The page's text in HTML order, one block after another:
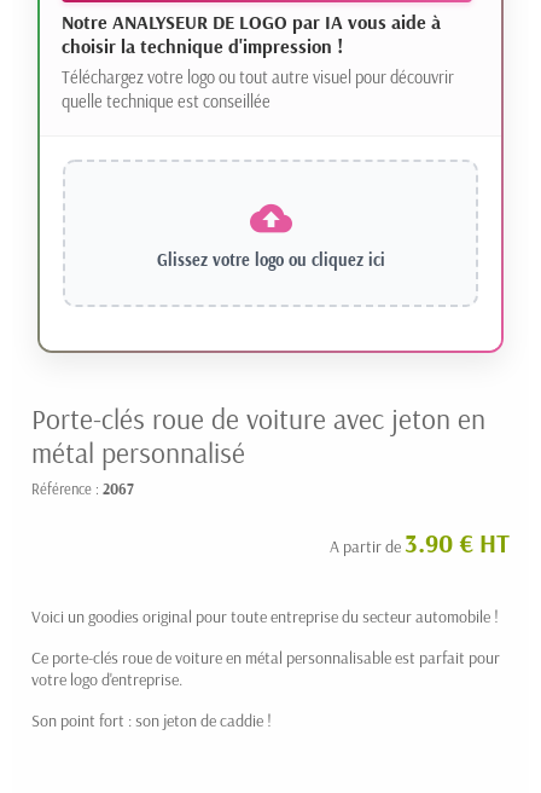
Notre ANALYSEUR DE LOGO par IA vous aide à
choisir la technique d'impression !
Téléchargez votre logo ou tout autre visuel pour découvrir
quelle technique est conseillée
Glissez votre logo ou cliquez ici
Porte-clés roue de voiture avec jeton en
métal personnalisé
Référence : 2067
A partir de 3.90 € HT
Voici un goodies original pour toute entreprise du secteur automobile !
Ce porte-clés roue de voiture en métal personnalisable est parfait pour
votre logo d'entreprise.
Son point fort : son jeton de caddie !